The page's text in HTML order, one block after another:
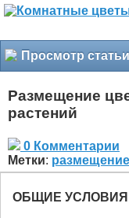
Просмотр статьи
Размещение
растений
0 Комментарии
Метки:
ОБЩИЕ